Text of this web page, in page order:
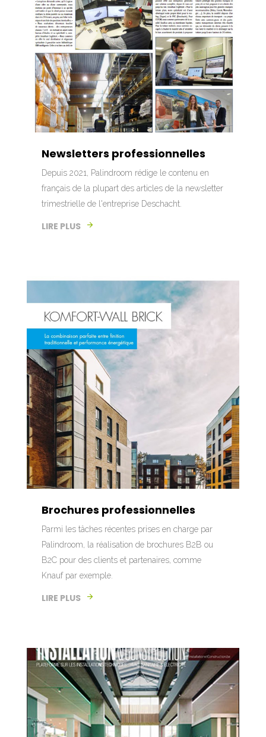
Newsletters professionnelles
Depuis 2021, Palindroom rédige le contenu en
français de la plupart des articles de la newsletter
trimestrielle de l'entreprise Deschacht.
LIRE PLUS
Brochures professionnelles
Parmi les tâches récentes prises en charge par
Palindroom, la réalisation de brochures B2B ou
B2C pour des clients et partenaires, comme
Knauf par exemple.
LIRE PLUS